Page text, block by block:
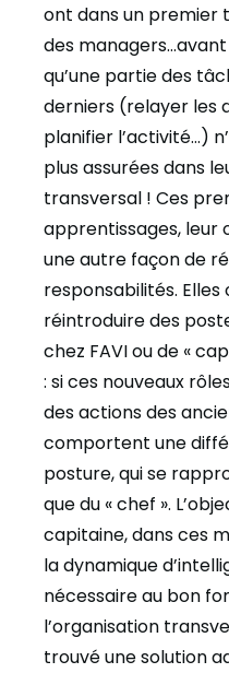
ont dans un premier
des
qu’une partie des
derniers (relayer les
planifier l’activité…)
plus assurées dans
transversal ! Ces
apprentissages, leur
une autre façon de
responsabilités. Elles
réintroduire des
chez FAVI ou de «
: si ces nouveaux
des actions des
comportent une
posture, qui se
que du « chef ».
capitaine, dans ces
la dynamique
nécessaire au bon
l’organisation
trouvé une solution